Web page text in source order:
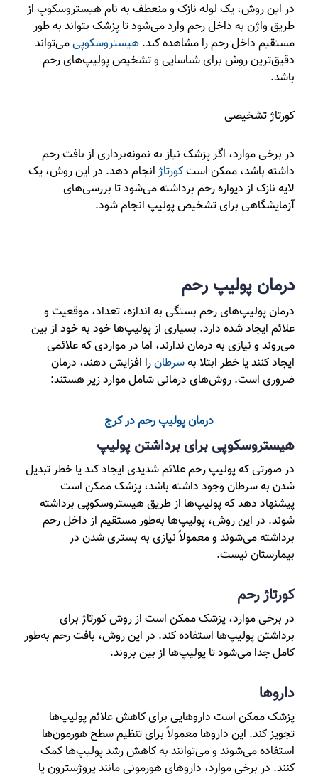
در این روش، یک لوله نازک و منعطف به نام هیستروسکوپ از
طریق واژن به داخل رحم وارد می‌شود تا پزشک بتواند به طور
مستقیم داخل رحم را مشاهده کند. هیستروسکوپیمی‌تواند
دقیق‌ترین روش برای شناسایی و تشخیص پولیپ‌های رحم
باشد.
کورتاژ تشخیصی
در برخی موارد، اگر پزشک نیاز به نمونه‌برداری از بافت رحم
داشته باشد، ممکن استکورتاژ انجام دهد. در این روش، یک
لایه نازک از دیواره رحم برداشته می‌شود تا بررسی‌های
آزمایشگاهی برای تشخیص پولیپ انجام شود.
درمان پولیپ رحم
درمان پولیپ‌های رحم بستگی به اندازه، تعداد، موقعیت و
علائم ایجاد شده دارد. بسیاری از پولیپ‌ها خود به خود از بین
می‌روند و نیازی به درمان ندارند، اما در مواردی که علائمی
ایجاد کنند یا خطر ابتلا بهسرطانرا افزایش دهند، درمان
ضروری است. روش‌های درمانی شامل موارد زیر هستند:
درمان پولیپ رحم در کرج
هیستروسکوپی برای برداشتن پولیپ
در صورتی که پولیپ رحم علائم شدیدی ایجاد کند یا خطر تبدیل
شدن به سرطان وجود داشته باشد، پزشک ممکن است
پیشنهاد دهد که پولیپ‌ها از طریق هیستروسکوپی برداشته
شوند. در این روش، پولیپ‌ها به‌طور مستقیم از داخل رحم
برداشته می‌شوند و معمولاً نیازی به بستری شدن در
بیمارستان نیست.
کورتاژ رحم
در برخی موارد، پزشک ممکن است از روش کورتاژ برای
برداشتن پولیپ‌ها استفاده کند. در این روش، بافت رحم به‌طور
کامل جدا می‌شود تا پولیپ‌ها از بین بروند.
داروها
پزشک ممکن است داروهایی برای کاهش علائم پولیپ‌ها
تجویز کند. این داروها معمولاً برای تنظیم سطح هورمون‌ها
استفاده می‌شوند و می‌توانند به کاهش رشد پولیپ‌ها کمک
کنند. در برخی موارد، داروهای هورمونی مانند پروژسترون یا